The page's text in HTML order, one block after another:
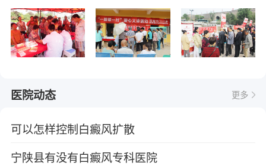
医院动态 更多
可以怎样控制白癜风扩散
宁陕县有没有白癜风专科医院